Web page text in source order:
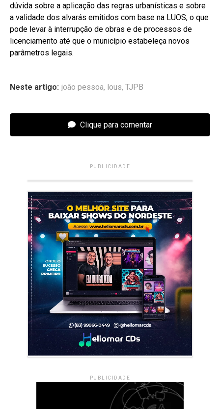
dúvida sobre a aplicação das regras urbanísticas e sobre
a validade dos alvarás emitidos com base na LUOS, o que
pode levar à interrupção de obras e de processos de
licenciamento até que o município estabeleça novos
parâmetros legais.
Neste artigo: joão pessoa, lous, TJPB
Clique para comentar
PUBLICIDADE
PUBLICIDADE